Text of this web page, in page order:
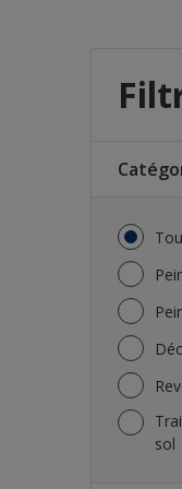
Traitement du métal et du
sol